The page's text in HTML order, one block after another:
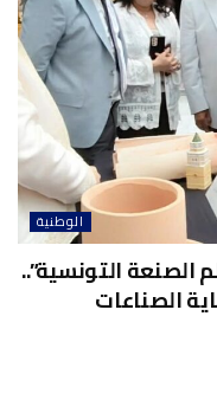
الوطنية
الصنعة التونسية”..
الصناعات